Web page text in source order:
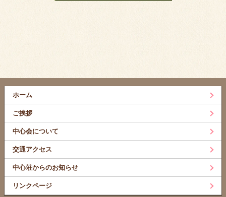
ホーム
ご挨拶
中心会について
交通アクセス
中心荘からのお知らせ
リンクページ